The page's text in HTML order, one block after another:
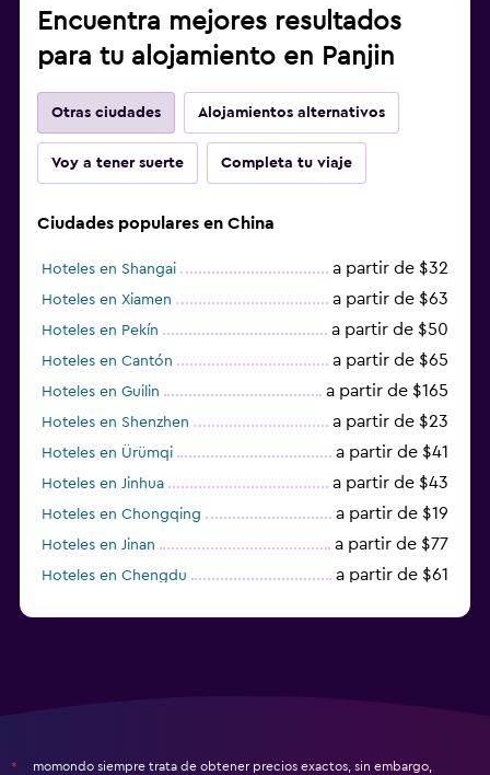
Encuentra mejores resultados
para tu alojamiento en Panjin
Otras ciudades Alojamientos alternativos
Voy a tener suerte Completa tu viaje
Ciudades populares en China
Hoteles en Shangai a partir de $32
Hoteles en Xiamen a partir de $63
Hoteles en Pekín a partir de $50
Hoteles en Cantón a partir de $65
Hoteles en Guilin a partir de $165
Hoteles en Shenzhen a partir de $23
Hoteles en Ürümqi a partir de $41
Hoteles en Jinhua a partir de $43
Hoteles en Chongqing a partir de $19
Hoteles en Jinan a partir de $77
Hoteles en Chengdu a partir de $61
*
momondo siempre trata de obtener precios exactos, sin embargo,